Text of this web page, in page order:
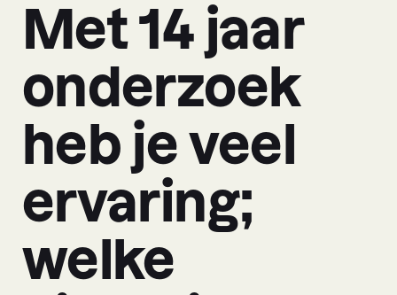
Met 14 jaar
onderzoek
heb je veel
ervaring;
welke